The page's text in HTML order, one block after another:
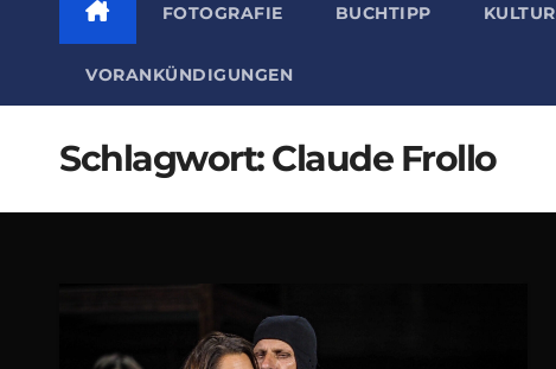
FOTOGRAFIE BUCHTIPP KULTUR
VORANKÜNDIGUNGEN
Schlagwort:Claude Frollo